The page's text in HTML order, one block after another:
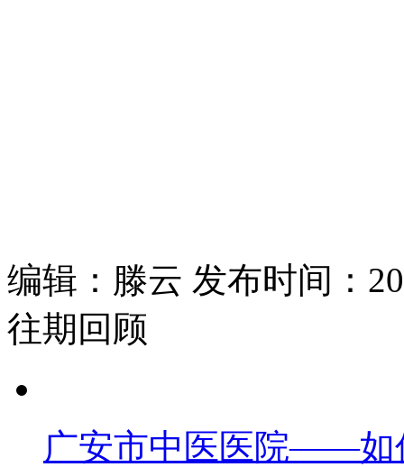
编辑：滕云 发布时间：
往期回顾
广安市中医医院——如